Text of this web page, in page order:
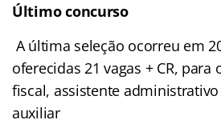
Último concurso
A última seleção ocorreu em
oferecidas 21 vagas + CR, para
fiscal, assistente
auxiliar